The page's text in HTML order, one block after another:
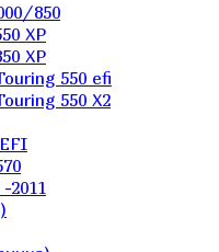
850
XP
XP
550 efi
550 X2
2011